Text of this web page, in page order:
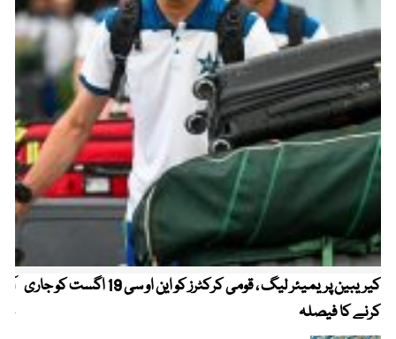
کیریبین پریمیئر لیگ ، قومی کرکٹرز کو این او سی 19 اگست کو جاری
کرنے کا فیصلہ